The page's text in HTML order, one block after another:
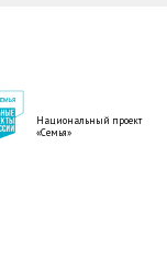
Национальный проект
«Семья»